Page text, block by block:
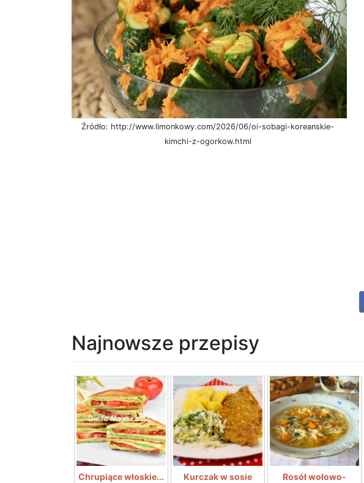
Źródło: http://www.limonkowy.com/2026/06/oi-sobagi-koreanskie-
kimchi-z-ogorkow.html
Najnowsze przepisy
Chrupiące włoskie...
Kurczak w sosie
Rosół wołowo-